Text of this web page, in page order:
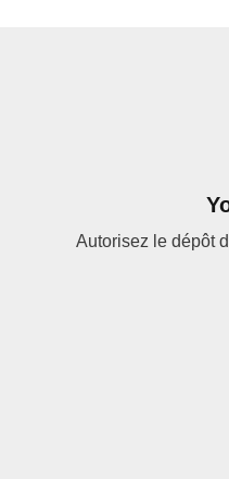
Autorisez le dépôt